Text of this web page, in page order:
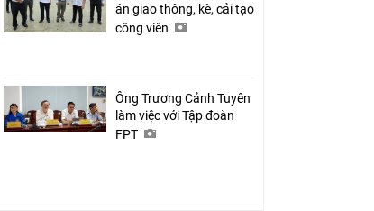
án giao thông, kè, cải tạo
công viên
Ông Trương Cảnh Tuyên
làm việc với Tập đoàn
FPT